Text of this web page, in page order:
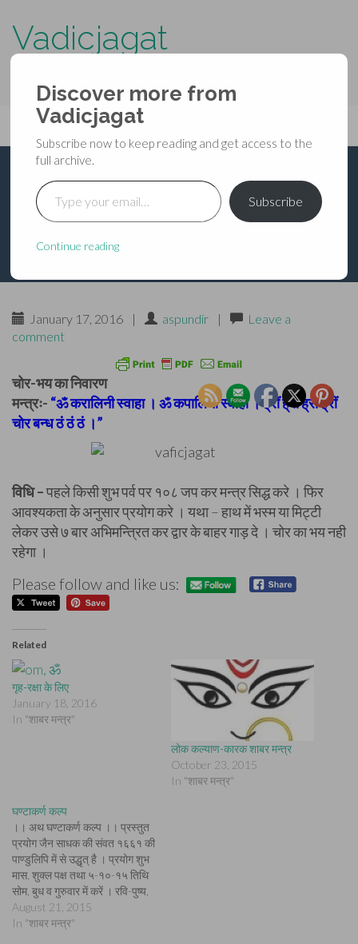
Vadicjagat
Primary
Menu
content
Vadicjagat
चोर-भय का निवारण
January 17, 2016 | aspundir |
Leave a
comment
चोर-भय का निवारण
मन्त्रः- “ॐ करालिनी स्वाहा । ॐ कपालिनी स्वाहा । ह्रीं ह्रीं ह्रीं ह्रीं
चोर बन्ध ठं ठं ठं ।”
विधि –पहले किसी शुभ पर्व पर १०८ जप कर मन्त्र सिद्ध करे । फिर
आवश्यकता के अनुसार प्रयोग करे । यथा – हाथ में भस्म या मिट्टी
लेकर उसे ७ बार अभिमन्त्रित कर द्वार के बाहर गाड़ दे । चोर का भय नही
रहेगा ।
Please follow and like us:
Related
गृह-रक्षा के लिए
January 18, 2016
In "शाबर मन्त्र"
लोक कल्याण-कारक शाबर मन्त्र
October 23, 2015
In "शाबर मन्त्र"
घण्टाकर्ण कल्प
।। अथ घण्टाकर्ण कल्प ।। प्रस्तुत
प्रयोग जैन साधक की संवत १६६१ की
पाण्डुलिपि में से उद्धृत् है । प्रयोग शुभ
मास, शुक्ल पक्ष तथा ५-१०-१५ तिथि
सोम, बुध व गुरुवार में करें । रवि-पुष्य,
हस्त व मूल नक्षत्र में हो या अन्य कोई
"अमृत-सिद्धि-योग" बने तब प्रयोग करें
August 21, 2015
In "शाबर मन्त्र"
Discover more from
Vadicjagat
Subscribe now to keep reading and get access to the
full archive.
Type your email…
Subscribe
Continue reading